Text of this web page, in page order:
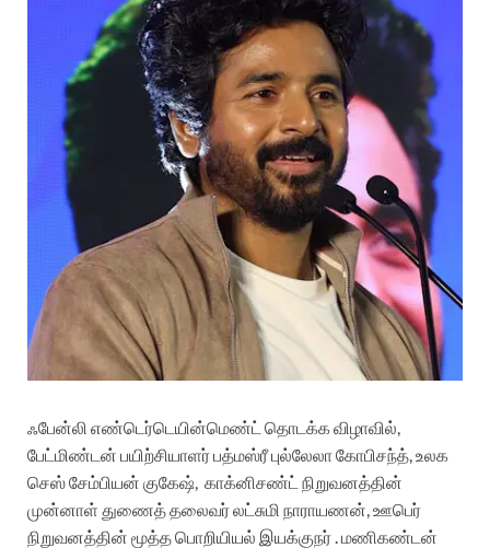
ஃபேன்லி எண்டெர்டெயின்மெண்ட் தொடக்க விழாவில்,
பேட்மிண்டன் பயிற்சியாளர் பத்மஸ்ரீ புல்லேலா கோபிசந்த், உலக
செஸ் சேம்பியன் குகேஷ், காக்னிசண்ட் நிறுவனத்தின்
முன்னாள் துணைத் தலைவர் லட்சுமி நாராயணன், ஊபெர்
நிறுவனத்தின் மூத்த பொறியியல் இயக்குநர் . மணிகண்டன்